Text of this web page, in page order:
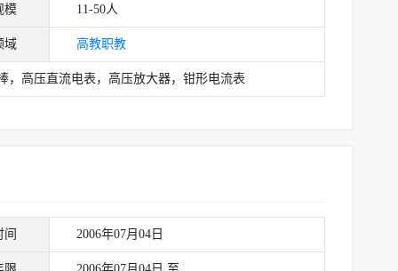
模 11-50人
域 高教职教
，高压直流电表，高压放大器，钳形电流表
2006年07月04日